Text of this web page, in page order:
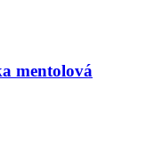
mentolová